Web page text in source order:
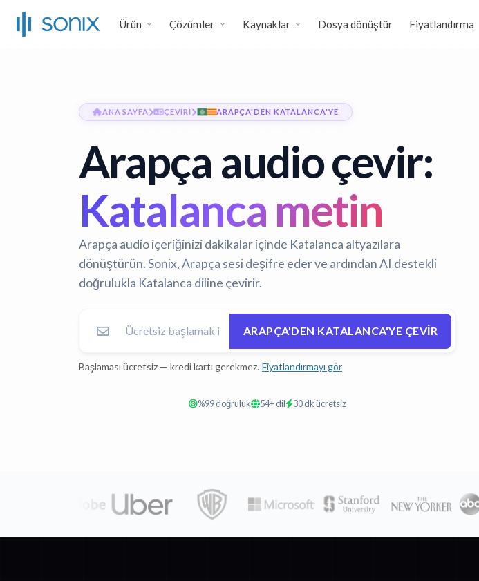
Ürün Çözümler Kaynaklar Dosya dönüştür Fiyatlandırma
ANA SAYFA ÇEVIRI ARAPÇA'DEN KATALANCA'YE
Arapça audio çevir:
Katalanca metin
Arapça audio içeriğinizi dakikalar içinde Katalanca altyazılara
dönüştürün. Sonix, Arapça sesi deşifre eder ve ardından AI destekli
doğrulukla Katalanca diline çevirir.
ARAPÇA'DEN KATALANCA'YE ÇEVIR
Başlaması ücretsiz — kredi kartı gerekmez. Fiyatlandırmayı gör
%99 doğruluk 54+ dil 30 dk ücretsiz